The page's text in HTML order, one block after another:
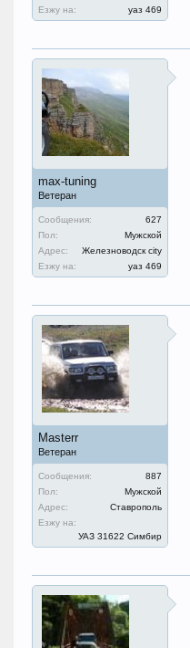
Езжу на:
уаз 469
max-tuning
Ветеран
Сообщения:
627
Пол:
Мужской
Адрес:
Железноводск city
Езжу на:
уаз 469
Masterr
Ветеран
Сообщения:
887
Пол:
Мужской
Адрес:
Ставрополь
Езжу на:
УАЗ 31622 Симбир